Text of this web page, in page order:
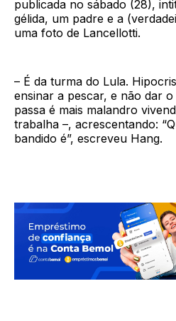
publicada no sábado (28),
gélida, um padre e a
uma foto de Lancellotti.
– É da turma do Lula.
ensinar a pescar, e não dar o
passa é mais malandro
trabalha –, acrescentando:
bandido é”, escreveu Hang.